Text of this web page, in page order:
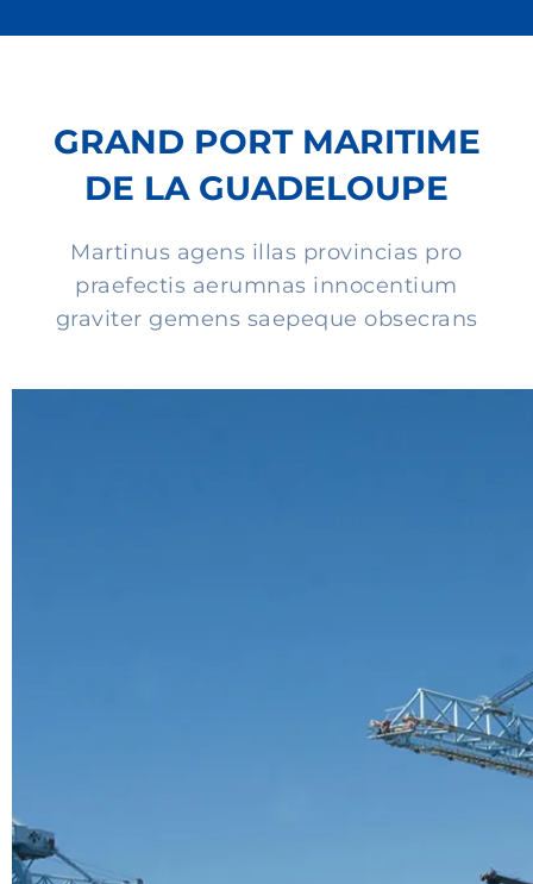
GRAND PORT MARITIME
DE LA GUADELOUPE
Martinus agens illas provincias pro
praefectis aerumnas innocentium
graviter gemens saepeque obsecrans